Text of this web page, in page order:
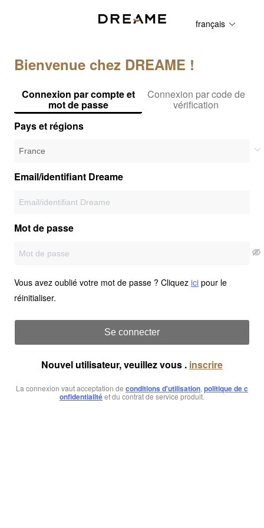
français
Bienvenue chez DREAME !
Connexion par compte et
mot de passe
Connexion par code de
vérification
Pays et régions
Email/identifiant Dreame
Mot de passe
Vous avez oublié votre mot de passe ? Cliquez ici pour le
réinitialiser.
Se connecter
Nouvel utilisateur, veuillez vous . inscrire
La connexion vaut acceptation de conditions d'utilisation, politique de c
onfidentialitéet du contrat de service produit.